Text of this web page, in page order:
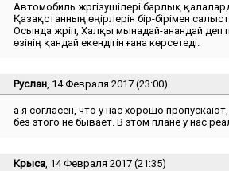
Автомобиль жүргізушілері барлық
Қазақстанның өңірлерін бір-бірімен
Осында жүріп, Халқы мынадай-анандай деп
өзінің қандай екендігін ғана көрсетеді.
Руслан, 14 Февраля 2017 (23:00)
а я согласен, что у нас хорошо
без этого не бывает. В этом плане у нас
Крыса, 14 Февраля 2017 (21:35)